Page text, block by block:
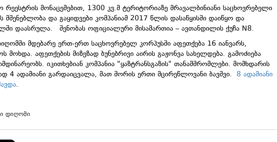
რეესტრის მონაცემებით, 1300 კვ.მ ტერიტორიაზე მრავალბინიანი საცხოვრებელი
მშენებლობა და გაყიდვები კომპანიამ 2017 წლის დასაწყისში დაიწყო და
დაასრულა. შენობას ოფიციალური მისამართია – ავთანდილის ქუჩა N8.
მდებარე ერთ-ერთ საცხოვრებელ კორპუსში აფეთქება 16 იანვარს,
მოხდა. აფეთქების მიზეზად ბუნებრივი აირის გაჟონვა სახელდება. გამოძიება
იკითხებიან კომპანია "ყაზტრანსგაზის" თანამშრომლები. მომხდარის
4 ადამიანი გარდაიცვალა, მათ შორის ერთი მცირეწლოვანი ბავშვი. 8 ადამიანი
.